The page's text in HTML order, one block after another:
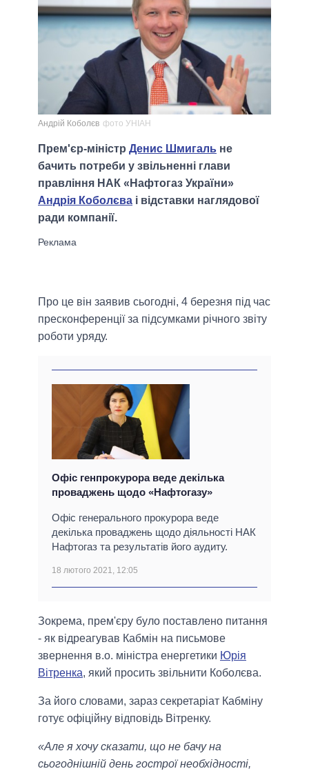
Андрій Коболєв фото УНІАН
Прем'єр-міністр Денис Шмигаль не
бачить потреби у звільненні глави
правління НАК «Нафтогаз України»
Андрія Коболєва і відставки наглядової
ради компанії.
Про це він заявив сьогодні, 4 березня під час
пресконференції за підсумками річного звіту
роботи уряду.
Офіс генпрокурора веде декілька
проваджень щодо «Нафтогазу»
Офіс генерального прокурора веде
декілька проваджень щодо діяльності НАК
Нафтогаз та результатів його аудиту.
18 лютого 2021, 12:05
Зокрема, прем'єру було поставлено питання
- як відреагував Кабмін на письмове
звернення в.о. міністра енергетики Юрія
Вітренка, який просить звільнити Коболєва.
За його словами, зараз секретаріат Кабміну
готує офіційну відповідь Вітренку.
«Але я хочу сказати, що не бачу на
сьогоднішній день гострої необхідності,